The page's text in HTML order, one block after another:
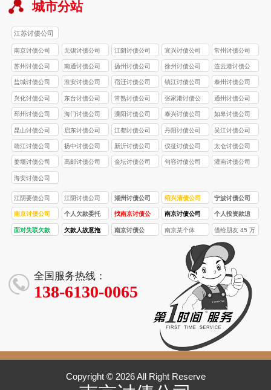
城市分站
江苏讨债公司
南京讨债公司 无锡讨债公司 江阴讨债公司 宜兴讨债公司 常州讨债公司
苏州讨债公司 南通讨债公司 扬州讨债公司 徐州讨债公司
连云港讨债公
司
盐城讨债公司 淮安讨债公司 宿迁讨债公司 镇江讨债公司 泰州讨债公司
兴化讨债公司 东台讨债公司 常熟讨债公司
张家港讨债公
司
通州讨债公司
邳州讨债公司 海门讨债公司 溧阳讨债公司 泰兴讨债公司 如皋讨债公司
昆山讨债公司 启东讨债公司 江都讨债公司 丹阳讨债公司 吴江讨债公司
靖江讨债公司 扬中讨债公司 新沂讨债公司 仪征讨债公司 太仓讨债公司
姜堰讨债公司 高邮讨债公司 金坛讨债公司 句容讨债公司 灌南讨债公司
海安讨债公司
江阴要债公司 江阴讨债公司 湖州讨债公司 绍兴清债公司 宁波讨债公司
南京讨债公司
催收失败会收
个人欠款委托
南京讨债公
找南京讨债公
司需要多少
南京讨债公司
合法吗？正规
断标准是什
个人投资款追
讨技巧，南京
降低损失
面对失联欠款
欠款人故意拖
南京讨债公
南京某个体
款 3.5 万元
借给朋友 45 万
元用于创业，
朋友失联 3 年
全国服务热线：
138-6130-0065
Copyright © 2026 All Right Reserve